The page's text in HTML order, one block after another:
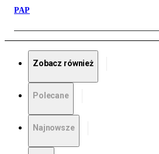
PAP
Zobacz również
Polecane
Najnowsze